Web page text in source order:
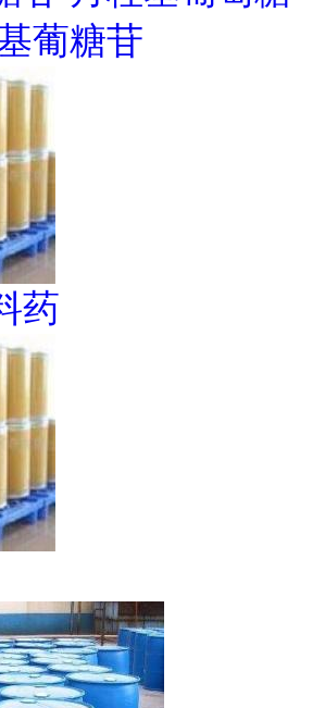
葡糖苷
药